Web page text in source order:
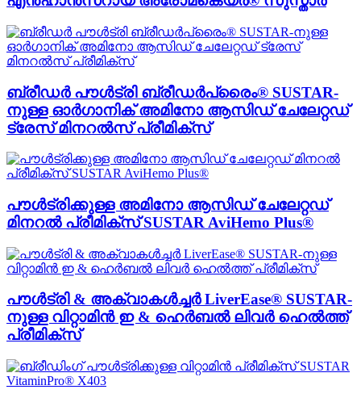
ബ്രീഡർ പൗൾട്രി ബ്രീഡർപ്രൈം® SUSTAR-
നുള്ള ഓർഗാനിക് അമിനോ ആസിഡ് ചേലേറ്റഡ്
ട്രേസ് മിനറൽസ് പ്രീമിക്സ്
പൗൾട്രിക്കുള്ള അമിനോ ആസിഡ് ചേലേറ്റഡ്
മിനറൽ പ്രീമിക്സ് SUSTAR AviHemo Plus®
പൗൾട്രി & അക്വാകൾച്ചർ LiverEase® SUSTAR-
നുള്ള വിറ്റാമിൻ ഇ & ഹെർബൽ ലിവർ ഹെൽത്ത്
പ്രീമിക്സ്